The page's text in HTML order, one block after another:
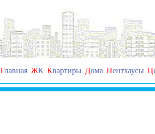
Главная ЖК Квартиры Дома Пентхаусы Ц